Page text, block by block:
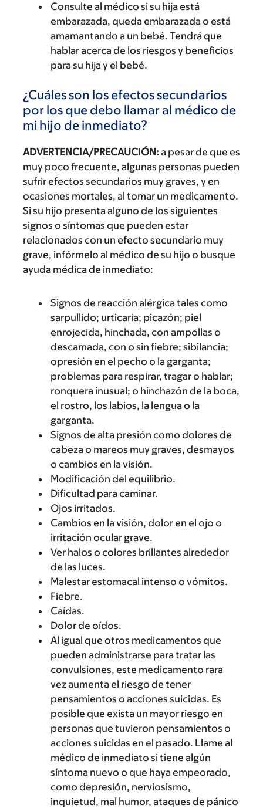
Consulte al médico si su hija está
embarazada, queda embarazada o está
amamantando a un bebé. Tendrá que
hablar acerca de los riesgos y beneficios
para su hija y el bebé.
¿Cuáles son los efectos secundarios
por los que debo llamar al médico de
mi hijo de inmediato?
ADVERTENCIA/PRECAUCIÓN: a pesar de que es
muy poco frecuente, algunas personas pueden
sufrir efectos secundarios muy graves, y en
ocasiones mortales, al tomar un medicamento.
Si su hijo presenta alguno de los siguientes
signos o síntomas que pueden estar
relacionados con un efecto secundario muy
grave, infórmelo al médico de su hijo o busque
ayuda médica de inmediato:
Signos de reacción alérgica tales como
sarpullido; urticaria; picazón; piel
enrojecida, hinchada, con ampollas o
descamada, con o sin fiebre; sibilancia;
opresión en el pecho o la garganta;
problemas para respirar, tragar o hablar;
ronquera inusual; o hinchazón de la boca,
el rostro, los labios, la lengua o la
garganta.
Signos de alta presión como dolores de
cabeza o mareos muy graves, desmayos
o cambios en la visión.
Modificación del equilibrio.
Dificultad para caminar.
Ojos irritados.
Cambios en la visión, dolor en el ojo o
irritación ocular grave.
Ver halos o colores brillantes alrededor
de las luces.
Malestar estomacal intenso o vómitos.
Fiebre.
Caídas.
Dolor de oídos.
Al igual que otros medicamentos que
pueden administrarse para tratar las
convulsiones, este medicamento rara
vez aumenta el riesgo de tener
pensamientos o acciones suicidas. Es
posible que exista un mayor riesgo en
personas que tuvieron pensamientos o
acciones suicidas en el pasado. Llame al
médico de inmediato si tiene algún
síntoma nuevo o que haya empeorado,
como depresión, nerviosismo,
inquietud, mal humor, ataques de pánico